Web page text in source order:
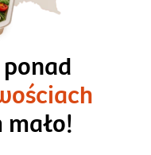
Mniej dań,